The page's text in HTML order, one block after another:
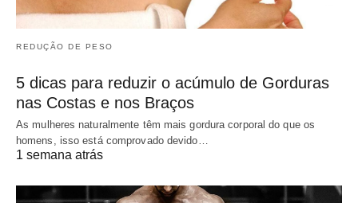
REDUÇÃO DE PESO
5 dicas para reduzir o acúmulo de Gorduras
nas Costas e nos Braços
As mulheres naturalmente têm mais gordura corporal do que os
homens, isso está comprovado devido…
1 semana atrás